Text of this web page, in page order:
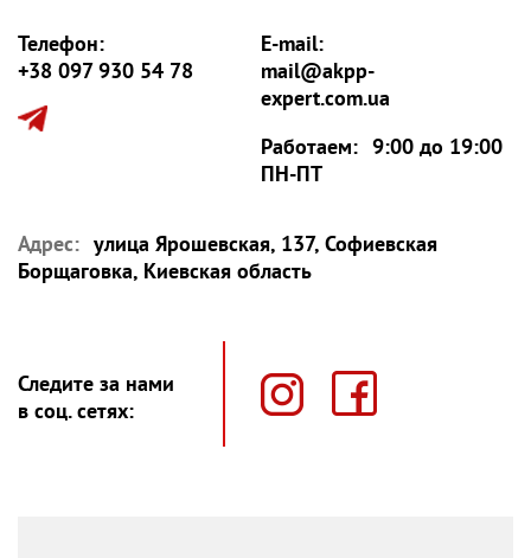
Телефон:
+38 097 930 54 78
E-mail:
mail@akpp-
expert.com.ua
Работаем: 9:00 до 19:00
ПН-ПТ
Адрес: улица Ярошевская, 137, Софиевская
Борщаговка, Киевская область
Следите за нами
в соц. сетях: